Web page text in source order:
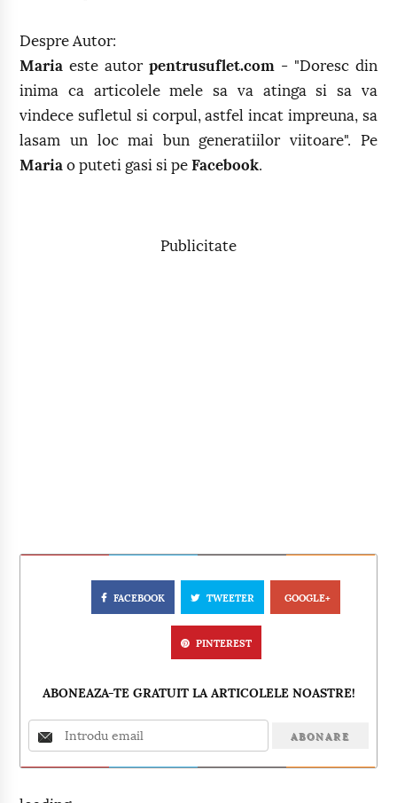
Despre Autor:
Maria este autor pentrusuflet.com - "Doresc din
inima ca articolele mele sa va atinga si sa va
vindece sufletul si corpul, astfel incat impreuna, sa
lasam un loc mai bun generatiilor viitoare". Pe
Maria o puteti gasi si peFacebook.
Publicitate
FACEBOOK TWEETER GOOGLE+
PINTEREST
ABONEAZA-TE GRATUIT LA ARTICOLELE NOASTRE!